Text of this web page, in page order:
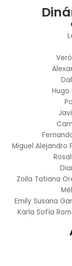
Hugo
Miguel Alejandro
Zoila Tatiana
Emily Susana
Karla Sofía